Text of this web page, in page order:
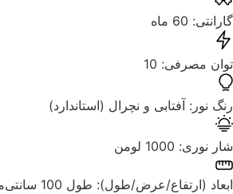
گارانتی: ‌60 ماه
توان مصرفی: ‌10
رنگ نور: ‌آفتابی و نچرال (استاندارد)
شار نوری: ‌1000 لومن
ابعاد (ارتفاع/عرض/طول): ‌طول 100 سانتی‌متر